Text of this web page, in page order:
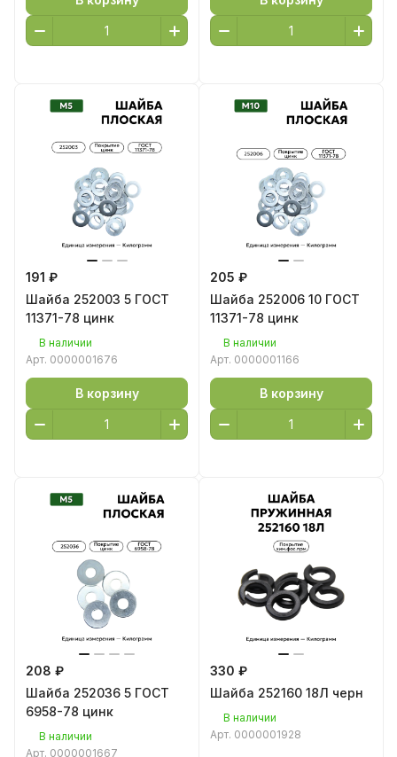
191 ₽
Шайба 252003 5 ГОСТ
11371-78 цинк
В наличии
Арт. 0000001676
В корзину
205 ₽
Шайба 252006 10 ГОСТ
11371-78 цинк
В наличии
Арт. 0000001166
В корзину
208 ₽
Шайба 252036 5 ГОСТ
6958-78 цинк
В наличии
Арт. 0000001667
330 ₽
Шайба 252160 18Л черн
В наличии
Арт. 0000001928